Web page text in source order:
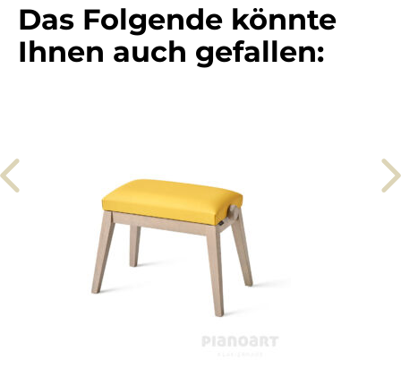
Das Folgende könnte
Ihnen auch gefallen: